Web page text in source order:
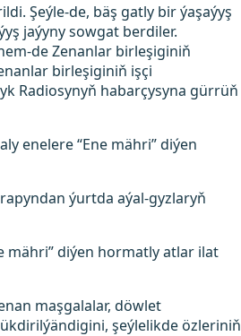
Şeýle-de, bäş gatly bir ýaşaýyş
jaýyny sowgat berdiler.
de Zenanlar birleşiginiň
birleşiginiň işçi
Radiosynyň habarçysyna gürrüň
enelere “Ene mähri” diýen
ýurtda aýal-gyzlaryň
mähri” diýen hormatly atlar ilat
maşgalalar, döwlet
şeýlelikde özleriniň